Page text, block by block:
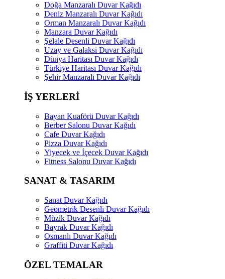
Doğa Manzaralı Duvar Kağıdı
Deniz Manzaralı Duvar Kağıdı
Orman Manzaralı Duvar Kağıdı
Manzara Duvar Kağıdı
Şelale Desenli Duvar Kağıdı
Uzay ve Galaksi Duvar Kağıdı
Dünya Haritası Duvar Kağıdı
Türkiye Haritası Duvar Kağıdı
Şehir Manzaralı Duvar Kağıdı
İŞ YERLERİ
Bayan Kuaförü Duvar Kağıdı
Berber Salonu Duvar Kağıdı
Cafe Duvar Kağıdı
Pizza Duvar Kağıdı
Yiyecek ve İçecek Duvar Kağıdı
Fitness Salonu Duvar Kağıdı
SANAT & TASARIM
Sanat Duvar Kağıdı
Geometrik Desenli Duvar Kağıdı
Müzik Duvar Kağıdı
Bayrak Duvar Kağıdı
Osmanlı Duvar Kağıdı
Graffiti Duvar Kağıdı
ÖZEL TEMALAR